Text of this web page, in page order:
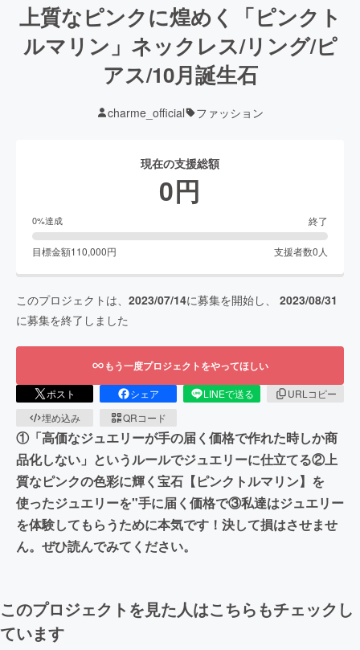
上質なピンクに煌めく「ピンクト
ルマリン」ネックレス/リング/ピ
アス/10月誕生石
charme_official ファッション
現在の支援総額
0円
0%達成 終了
目標金額110,000円 支援者数0 人
このプロジェクトは、 2023/07/14に募集を開始し、 2023/08/31
に募集を終了しました
もう一度プロジェクトをやってほしい
ポスト シェア LINEで送る
URLコピー
埋め込み
QRコード
①「高価なジュエリーが手の届く価格で作れた時しか商
品化しない」というルールでジュエリーに仕立てる②上
質なピンクの色彩に輝く宝石【ピンクトルマリン】を
使ったジュエリーを"手に届く価格で③私達はジュエリー
を体験してもらうために本気です！決して損はさせませ
ん。ぜひ読んでみてください。
このプロジェクトを見た人はこちらもチェックし
ています